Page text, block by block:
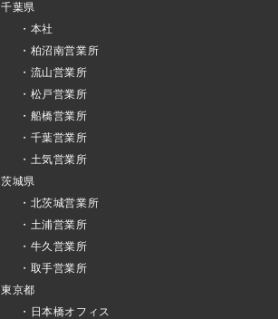
千葉県
・本社
・柏沼南営業所
・流山営業所
・松戸営業所
・船橋営業所
・千葉営業所
・土気営業所
茨城県
・北茨城営業所
・土浦営業所
・牛久営業所
・取手営業所
東京都
・日本橋オフィス